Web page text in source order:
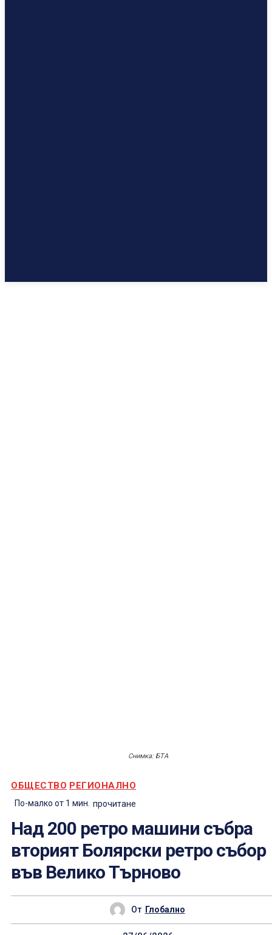
Снимка: БТА
ОБЩЕСТВО РЕГИОНАЛНО
По-малко от 1 мин. прочитане
Над 200 ретро машини събра
вторият Болярски ретро събор
във Велико Търново
От Глобално